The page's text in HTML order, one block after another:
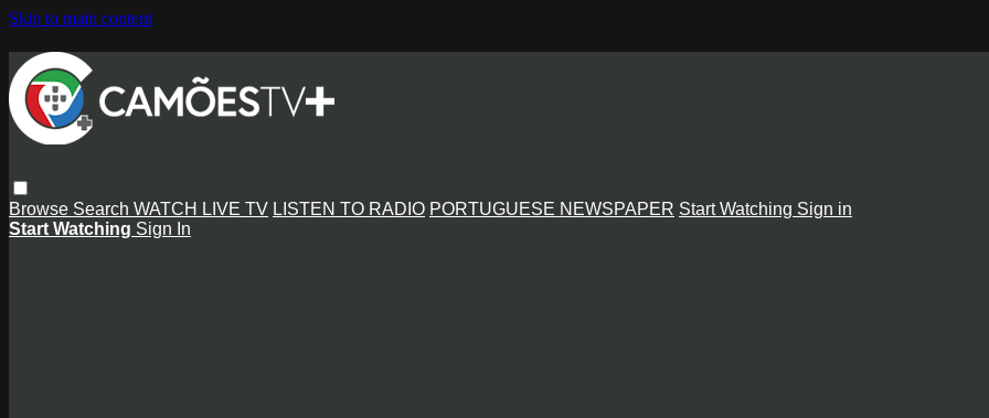
Skip to main content
Browse Search WATCH LIVE TV LISTEN TO RADIO PORTUGUESE NEWSPAPER Start Watching Sign in
Start Watching Sign In